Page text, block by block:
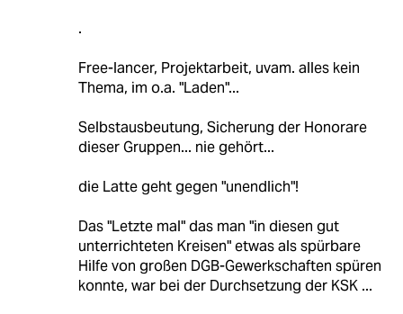
.
Free-lancer, Projektarbeit, uvam. alles kein
Thema, im o.a. "Laden"...
Selbstausbeutung, Sicherung der Honorare
dieser Gruppen... nie gehört...
die Latte geht gegen "unendlich"!
Das "Letzte mal" das man "in diesen gut
unterrichteten Kreisen" etwas als spürbare
Hilfe von großen DGB-Gewerkschaften spüren
konnte, war bei der Durchsetzung der KSK ...